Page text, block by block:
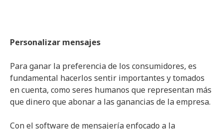
Personalizar mensajes
Para ganar la preferencia de los consumidores, es
fundamental hacerlos sentir importantes y tomados
en cuenta, como seres humanos que representan más
que dinero que abonar a las ganancias de la empresa.
Con el software de mensajería enfocado a la